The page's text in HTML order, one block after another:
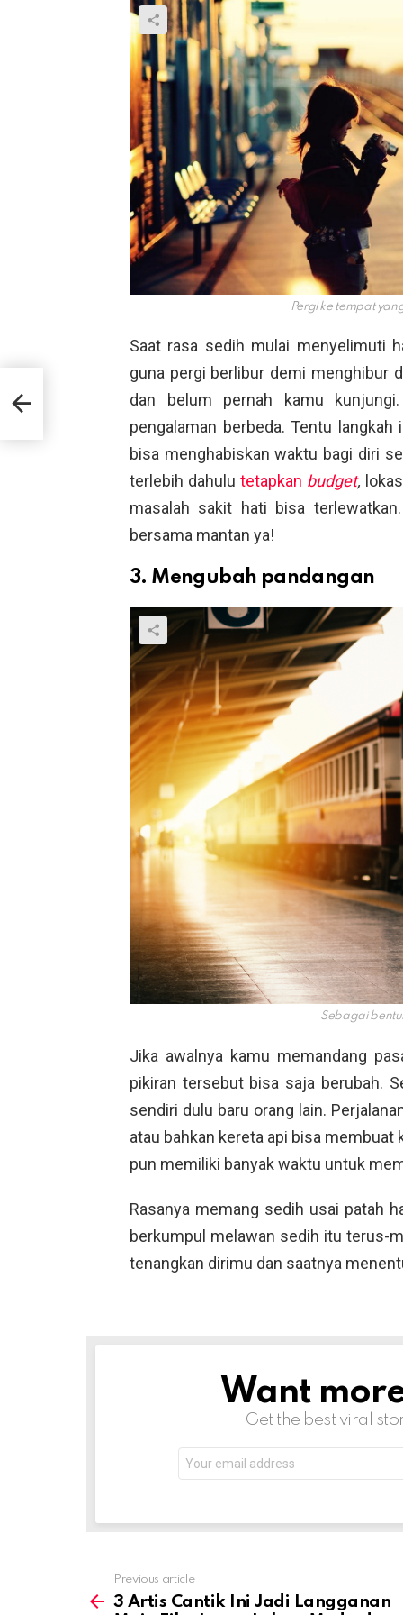
Pergi ke tempat
Saat rasa sedih mulai menyelimuti
guna pergi berlibur demi menghibur
dan belum pernah kamu
pengalaman berbeda. Tentu
bisa menghabiskan waktu bagi diri
terlebih dahulu tetapkan budget,
masalah sakit hati bisa
bersama mantan ya!
3. Mengubah pandangan
Sebagai
Jika awalnya kamu memandang
pikiran tersebut bisa saja berubah.
sendiri dulu baru orang lain.
atau bahkan kereta api bisa
pun memiliki banyak waktu untuk
Rasanya memang sedih usai patah
berkumpul melawan sedih itu terus-
tenangkan dirimu dan saatnya
NEWSLETTERWant
Get the best viral
address:
more
Previous article
3 Artis Cantik Ini Jadi Langganan